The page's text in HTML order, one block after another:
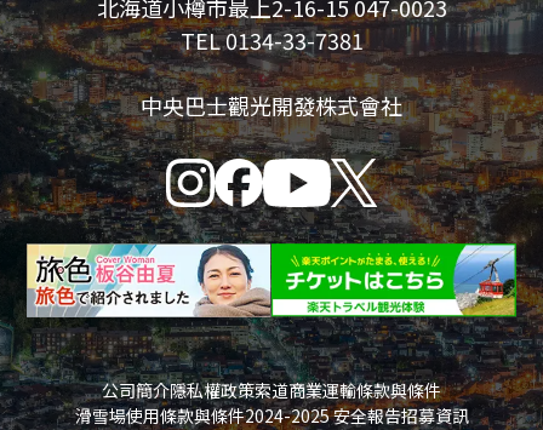
北海道小樽市最上2-16-15 047-0023
TEL 0134-33-7381
中央巴士觀光開發株式會社
公司簡介隱私權政策索道商業運輸條款與條件
滑雪場使用條款與條件2024-2025 安全報告招募資訊